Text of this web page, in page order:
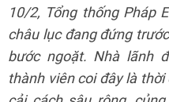
10/2, Tổng thống Pháp
châu lục đang đứng
bước ngoặt. Nhà lãnh
thành viên coi đây là